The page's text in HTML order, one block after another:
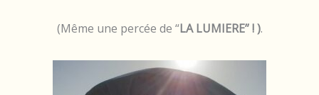
(Même une percée de “LA LUMIERE” ! ).